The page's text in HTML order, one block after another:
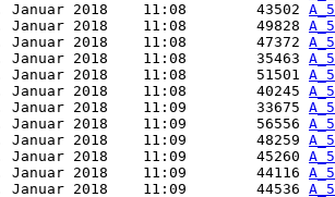
Januar 2018    11:08        43502
Januar 2018    11:08        49828
Januar 2018    11:08        47372
Januar 2018    11:08        35463
Januar 2018    11:08        51501
Januar 2018    11:08        40245
Januar 2018    11:09        33675
Januar 2018    11:09        56556
Januar 2018    11:09        48259
Januar 2018    11:09        45260
Januar 2018    11:09        44116
Januar 2018    11:09        44536